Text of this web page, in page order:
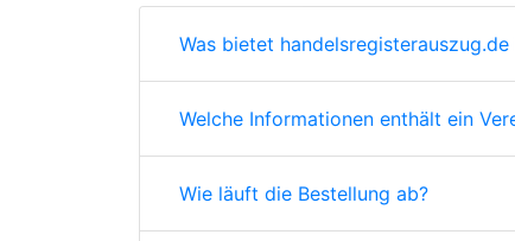
Was bietet
Welche Informationen enthält ein
Wie läuft die Bestellung ab?